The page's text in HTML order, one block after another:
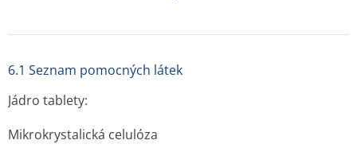
6.1 Seznam pomocných látek
Jádro tablety:
Mikrokrystalická celulóza